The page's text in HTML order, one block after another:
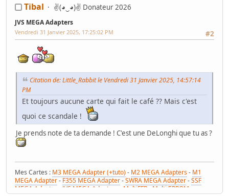
Gottlieb des années 80 (Spirit, Amazon Hunt, ...), Baby Pac Man.
Ma séance sur le divan
Magaming room, mastorage room
Tibal ✌(◕‿◕)✌ Donateur 2026
JVS MEGA Adapters
#2
Vendredi 31 Janvier 2025, 17:25:02 PM
Citation de: Little_Rabbit le Vendredi 31 Janvier 2025, 14:57:14
PM
Et toujours aucune carte qui fait le café ?? Mais c'est
quoi ce scandale !
Je prends note de ta demande ! C'est une DeLonghi que tu as ?
Mes Cartes : M3 MEGA Adapter (+tuto) - M2 MEGA Adapters- M1
MEGA Adapter- F355 MEGA Adapter-SWRA MEGA Adapter-SSF
MEGA Adapter
JVS MEGA Adapters
MultiFFB : Multi EPROM pour